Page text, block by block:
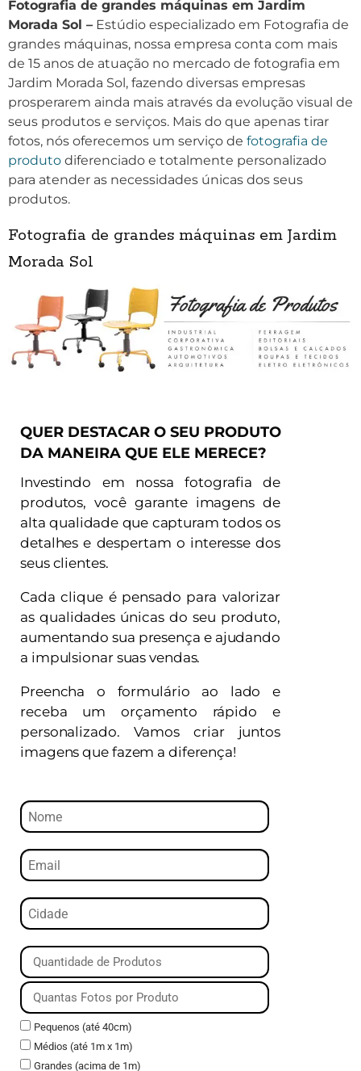
Fotografia de grandes máquinas em Jardim
Morada Sol – Estúdio especializado em Fotografia de
grandes máquinas, nossa empresa conta com mais
de 15 anos de atuação no mercado de fotografia em
Jardim Morada Sol, fazendo diversas empresas
prosperarem ainda mais através da evolução visual de
seus produtos e serviços. Mais do que apenas tirar
fotos, nós oferecemos um serviço de fotografia de
produto diferenciado e totalmente personalizado
para atender as necessidades únicas dos seus
produtos.
Fotografia de grandes máquinas em Jardim
Morada Sol
QUER DESTACAR O SEU PRODUTO
DA MANEIRA QUE ELE MERECE?
Investindo em nossa fotografia de
produtos, você garante imagens de
alta qualidade que capturam todos os
detalhes e despertam o interesse dos
seus clientes.
Cada clique é pensado para valorizar
as qualidades únicas do seu produto,
aumentando sua presença e ajudando
a impulsionar suas vendas.
Preencha o formulário ao lado e
receba um orçamento rápido e
personalizado. Vamos criar juntos
imagens que fazem a diferença!
Pequenos (até 40cm)
Médios (até 1m x 1m)
Grandes (acima de 1m)